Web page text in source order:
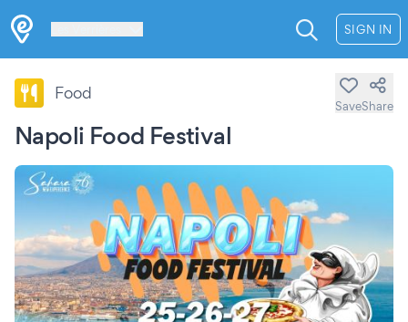
SIGN IN
Napoli Food Festival
Food
SaveShare